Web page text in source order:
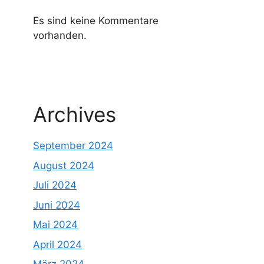
Es sind keine Kommentare
vorhanden.
Archives
September 2024
August 2024
Juli 2024
Juni 2024
Mai 2024
April 2024